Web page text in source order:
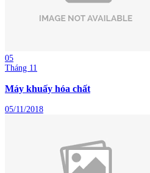
05
Tháng 11
Máy khuấy hóa chất
05/11/2018